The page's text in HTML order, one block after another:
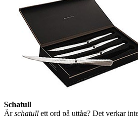
Schatull
Ärschatull ett ord på uttåg? Det verkar